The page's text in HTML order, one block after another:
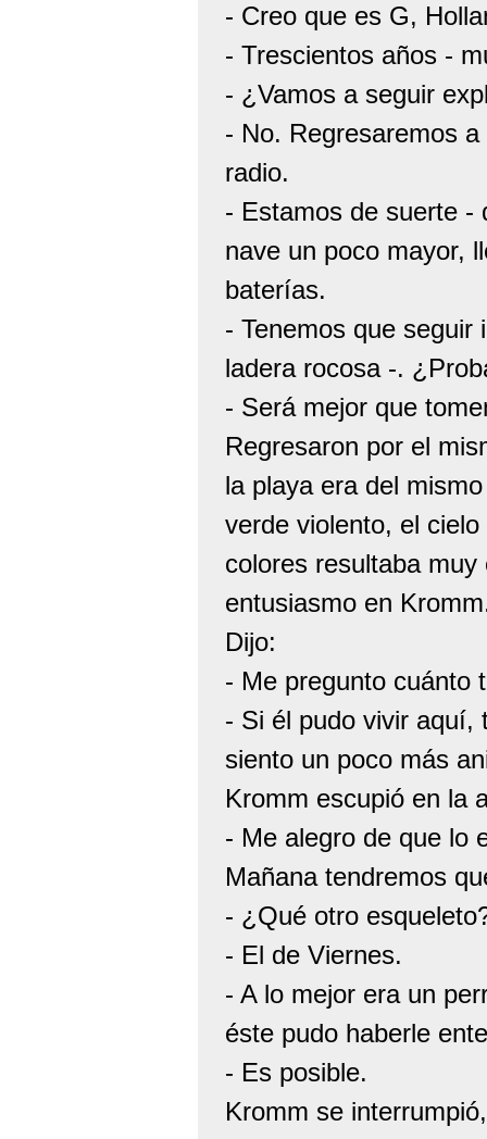
- Creo que es G,
- Trescientos años -
- ¿Vamos a seguir
- No. Regresaremos
radio.
- Estamos de suerte -
nave un poco mayor,
baterías.
- Tenemos que seguir
ladera rocosa -.
- Será mejor que
Regresaron por el
la playa era del
verde violento, el
colores resultaba
entusiasmo en
Dijo:
- Me pregunto cuánto
- Si él pudo vivir aquí,
siento un poco más
Kromm escupió en la
- Me alegro de que lo
Mañana tendremos
- ¿Qué otro
- El de Viernes.
- A lo mejor era un
éste pudo haberle
- Es posible.
Kromm se